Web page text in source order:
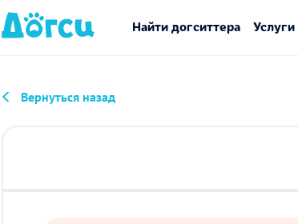
Найти догситтера Услуги
Вернуться назад